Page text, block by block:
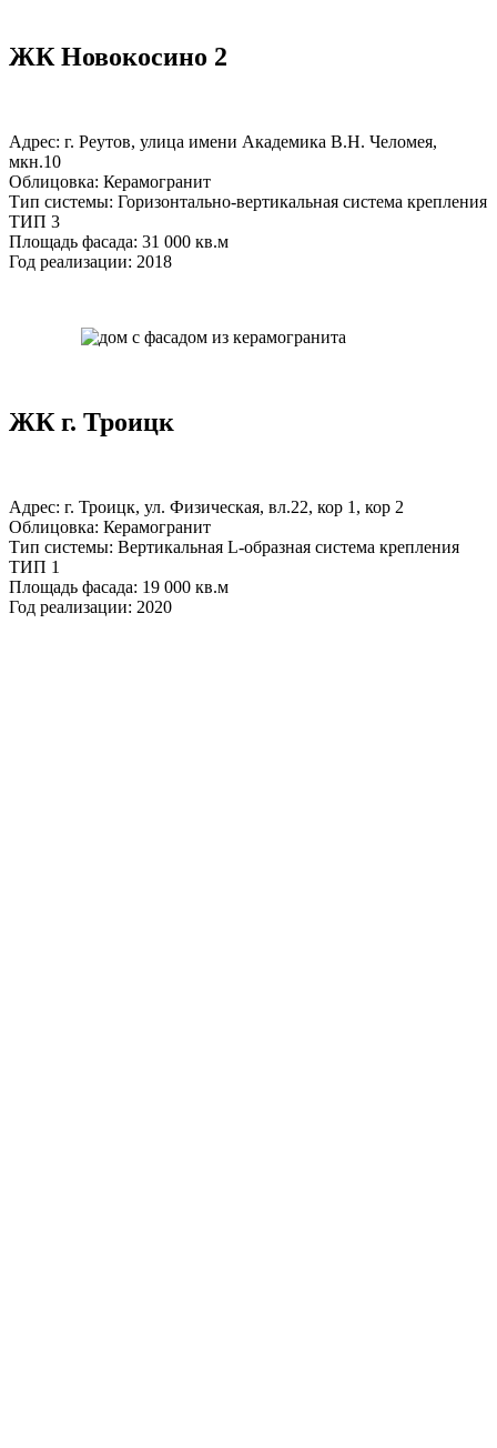
ЖК Новокосино 2
Адрес: г. Реутов, улица имени Академика В.Н. Челомея,
мкн.10
Облицовка: Керамогранит
Тип системы: Горизонтально-вертикальная система крепления
ТИП 3
Площадь фасада: 31 000 кв.м
Год реализации: 2018
ЖК г. Троицк
Адрес: г. Троицк, ул. Физическая, вл.22, кор 1, кор 2
Облицовка: Керамогранит
Тип системы: Вертикальная L-образная система крепления
ТИП 1
Площадь фасада: 19 000 кв.м
Год реализации: 2020